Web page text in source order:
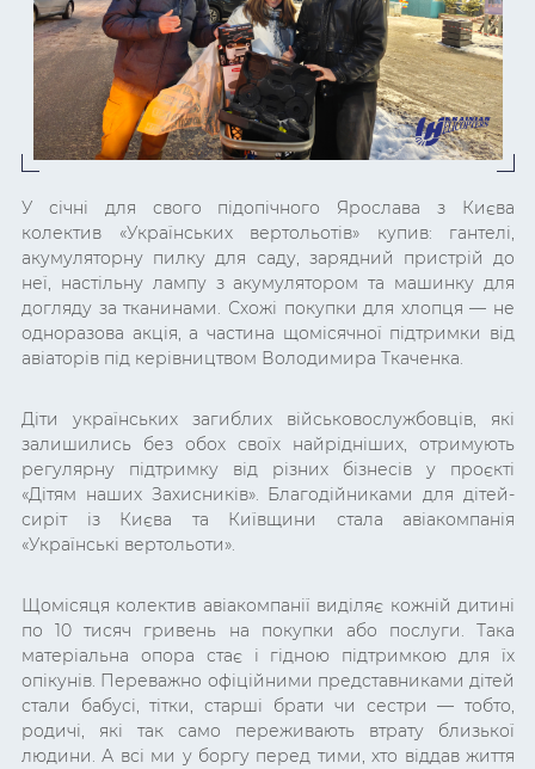
У січні для свого підопічного Ярослава з Києва
колектив «Українських вертольотів» купив: гантелі,
акумуляторну пилку для саду, зарядний пристрій до
неї, настільну лампу з акумулятором та машинку для
догляду за тканинами. Схожі покупки для хлопця — не
одноразова акція, а частина щомісячної підтримки від
авіаторів під керівництвом Володимира Ткаченка.
Діти українських загиблих військовослужбовців, які
залишились без обох своїх найрідніших, отримують
регулярну підтримку від різних бізнесів у проєкті
«Дітям наших Захисників». Благодійниками для дітей-
сиріт із Києва та Київщини стала авіакомпанія
«Українські вертольоти».
Щомісяця колектив авіакомпанії виділяє кожній дитині
по 10 тисяч гривень на покупки або послуги. Така
матеріальна опора стає і гідною підтримкою для їх
опікунів. Переважно офіційними представниками дітей
стали бабусі, тітки, старші брати чи сестри — тобто,
родичі, які так само переживають втрату близької
людини. А всі ми у боргу перед тими, хто віддав життя